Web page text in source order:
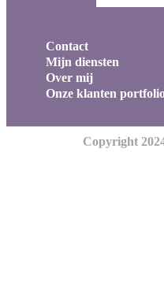
Contact
Mijn diensten
Over mij
Onze klanten
Copyright